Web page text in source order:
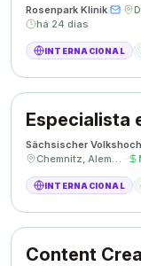
Rosenpark Klinik· ·
há 24 dias
INTERNACIONAL
Sächsischer
Chemnitz, Alemanha ·
INTERNACIONAL